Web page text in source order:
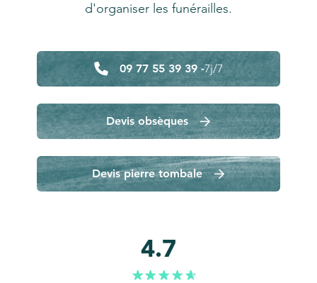
d'organiser les funérailles.
09 77 55 39 39 -7j/7
Devis obsèques
Devis pierre tombale
4.7